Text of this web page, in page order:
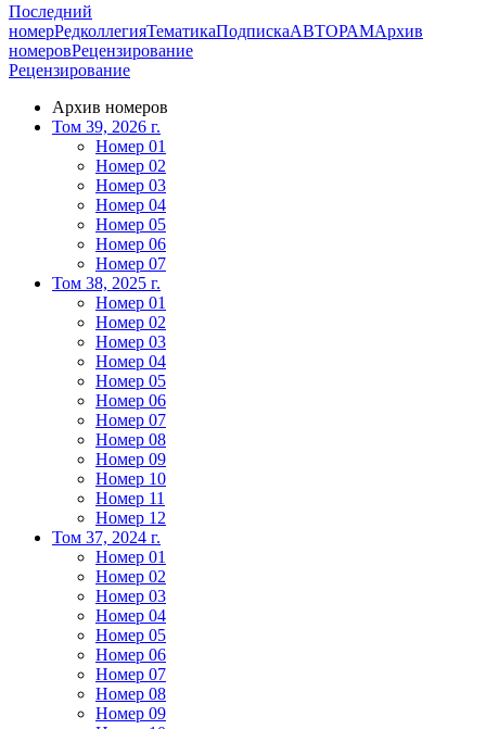
Последний
номерРедколлегияТематикаПодпискаАВТОРАМАрхив
номеровРецензирование
Рецензирование
Архив номеров
Том 39, 2026 г.
Номер 01
Номер 02
Номер 03
Номер 04
Номер 05
Номер 06
Номер 07
Том 38, 2025 г.
Номер 01
Номер 02
Номер 03
Номер 04
Номер 05
Номер 06
Номер 07
Номер 08
Номер 09
Номер 10
Номер 11
Номер 12
Том 37, 2024 г.
Номер 01
Номер 02
Номер 03
Номер 04
Номер 05
Номер 06
Номер 07
Номер 08
Номер 09